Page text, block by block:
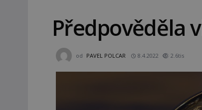
Předpověděla
od PAVEL POLCAR 8.4.2022 2.6tis